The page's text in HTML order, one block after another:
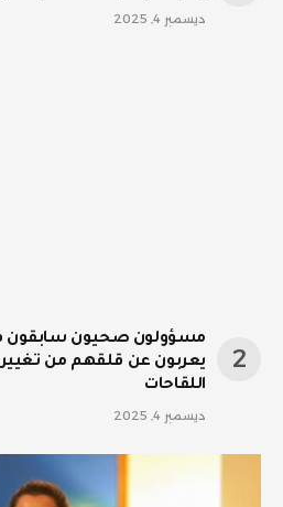
ديسمبر 4, 2025
مسؤولون صحيون سابقون في
يعربون عن قلقهم من
اللقاحات
ديسمبر 4, 2025